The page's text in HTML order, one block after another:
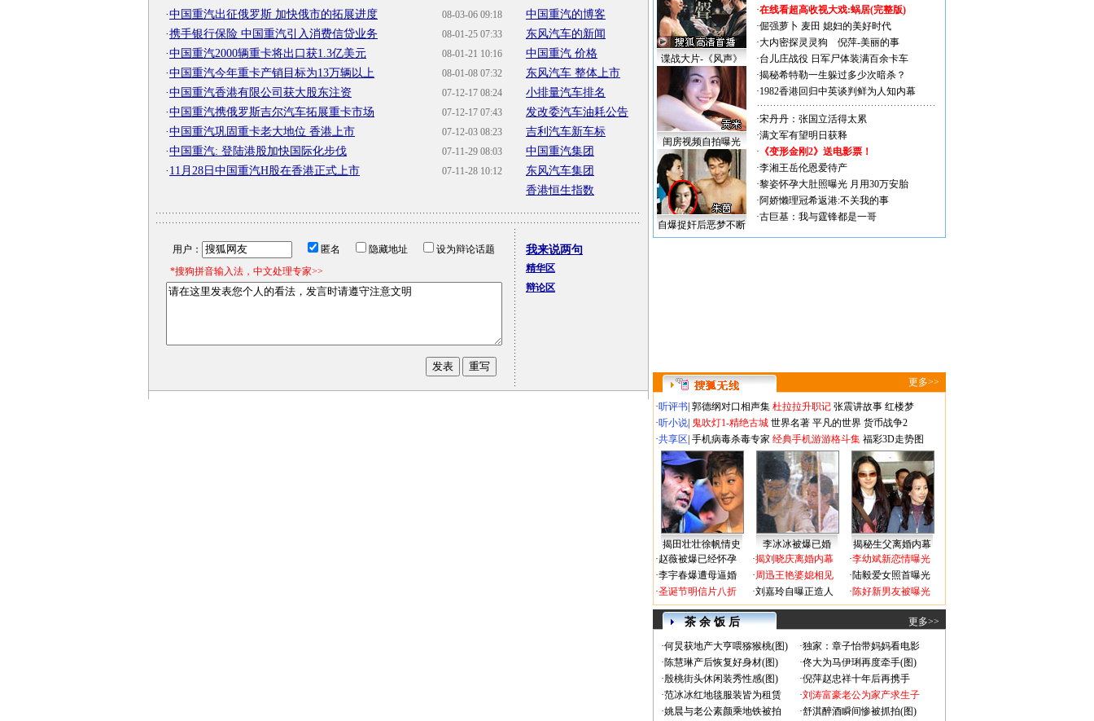
08-03-06 09:18
·中国重汽出征俄罗斯 加快俄市的拓展进度
08-01-25 07:33
·携手银行保险 中国重汽引入消费信贷业务
08-01-21 10:16
·中国重汽2000辆重卡将出口获1.3亿美元
08-01-08 07:32
·中国重汽今年重卡产销目标为13万辆以上
07-12-17 08:24
·中国重汽香港有限公司获大股东注资
07-12-17 07:43
·中国重汽携俄罗斯吉尔汽车拓展重卡市场
07-12-03 08:23
·中国重汽巩固重卡老大地位 香港上市
07-11-29 08:03
·中国重汽: 登陆港股加快国际化步伐
07-11-28 10:12
· 11月28日中国重汽H股在香港正式上市
中国重汽的博客
东风汽车的新闻
中国重汽 价格
东风汽车 整体上市
小排量汽车排名
发改委汽车油耗公告
吉利汽车新车标
中国重汽集团
东风汽车集团
香港恒生指数
用户： 匿名 隐藏地址
设为辩论话题
*搜狗拼音输入法，中文处理专家>>
我来说两句
精华区
辩论区
谍战大片-《风声》
闺房视频自拍曝光
自爆捉奸后恶梦不断
·在线看超高收视大戏:蜗居(完整版)
·倔强萝卜 麦田 媳妇的美好时代
·大内密探灵灵狗
倪萍-美丽的事
·台儿庄战役 日军尸体装满百余卡车
·揭秘希特勒一生躲过多少次暗杀？
·1982香港回归中英谈判鲜为人知内幕
·宋丹丹：张国立活得太累
·满文军有望明日获释
· 《变形金刚2》送电影票！
·李湘王岳伦恩爱待产
·黎姿怀孕大肚照曝光 月用30万安胎
·阿娇懒理冠希返港:不关我的事
·古巨基：我与霆锋都是一哥
更多>>
·听评书 郭德纲对口相声集 杜拉拉升职记 张震讲故事 红楼梦
·听小说 鬼吹灯1-精绝古城 世界名著 平凡的世界 货币战争2
·共享区 手机病毒杀毒专家 经典手机游游格斗集 福彩3D走势图
揭田壮壮徐帆情史 李冰冰被爆已婚
揭秘生父离婚内幕
·赵薇被爆已经怀孕
·李宇春爆遭母逼婚
·圣诞节明信片八折
·揭刘晓庆离婚内幕
·周迅王艳婆媳相见
·刘嘉玲自曝正造人
·李幼斌新恋情曝光
·陆毅爱女照首曝光
·陈好新男友被曝光
茶 余 饭 后 更多>>
·何炅获地产大亨喂猕猴桃(图) ·独家：章子怡带妈妈看电影
·陈慧琳产后恢复好身材(图) ·佟大为马伊琍再度牵手(图)
·殷桃街头休闲装秀性感(图) ·倪萍赵忠祥十年后再携手
·范冰冰红地毯服装皆为租赁 ·刘涛富豪老公为家产求生子
·姚晨与老公素颜乘地铁被拍 ·舒淇醉酒瞬间惨被抓拍(图)